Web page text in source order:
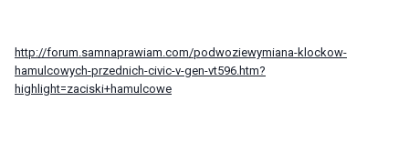
http://forum.samnaprawiam.com/podwoziewymiana-klockow-
hamulcowych-przednich-civic-v-gen-vt596.htm?
highlight=zaciski+hamulcowe